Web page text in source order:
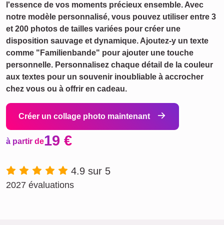
l'essence de vos moments précieux ensemble. Avec
notre modèle personnalisé, vous pouvez utiliser entre 3
et 200 photos de tailles variées pour créer une
disposition sauvage et dynamique. Ajoutez-y un texte
comme "Familienbande" pour ajouter une touche
personnelle. Personnalisez chaque détail de la couleur
aux textes pour un souvenir inoubliable à accrocher
chez vous ou à offrir en cadeau.
Créer un collage photo maintenant
à partir de19 €
4.9 sur 5
2027 évaluations